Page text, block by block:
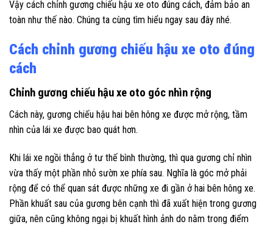
Vậy cách chỉnh gương chiếu hậu xe oto đúng cách, đảm bảo an
toàn như thế nào. Chúng ta cùng tìm hiểu ngay sau đây nhé.
Cách chỉnh gương chiếu hậu xe oto đúng
cách
Chỉnh gương chiếu hậu xe oto góc nhìn rộng
Cách này, gương chiếu hậu hai bên hông xe được mở rộng, tầm
nhìn của lái xe được bao quát hơn.
Khi lái xe ngồi thẳng ở tư thế bình thường, thì qua gương chỉ nhìn
vừa thấy một phần nhỏ sườn xe phía sau. Nghĩa là góc mở phải
rộng để có thể quan sát được những xe đi gần ở hai bên hông xe.
Phần khuất sau của gương bên cạnh thì đã xuất hiện trong gương
giữa, nên cũng không ngại bị khuất hình ảnh do nằm trong điểm